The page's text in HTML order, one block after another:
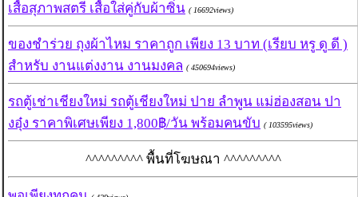
เสื้อสุภาพสตรี เสื้อใส่คู่กับผ้าซิ่น ( 16692views)
ของชำร่วย ถุงผ้าไหม ราคาถูก เพียง 13 บาท (เรียบ หรู ดู ดี )
สำหรับ งานแต่งงาน งานมงคล ( 450694views)
รถตู้เช่าเชียงใหม่ รถตู้เชียงใหม่ ปาย ลำพูน แม่ฮ่องสอน ปา
งอุ๋ง ราคาพิเศษเพียง 1,800฿/วัน พร้อมคนขับ ( 103595views)
^^^^^^^^^ พื้นที่โฆษณา ^^^^^^^^^